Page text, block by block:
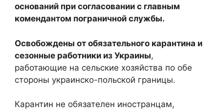
оснований при согласовании с главным
комендантом пограничной службы.
Освобождены от обязательного карантина и
сезонные работники из Украины,
работающие на сельские хозяйства по обе
стороны украинско-польской границы.
Карантин не обязателен иностранцам,